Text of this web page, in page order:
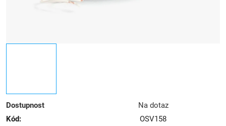
Dostupnost
Na dotaz
Kód:
OSV158